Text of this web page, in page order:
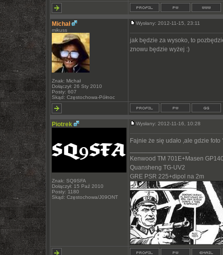
Michał
mikuss
Znak: Michał
Dołączył: 26 Sty 2010
Posty: 607
Skąd: Częstochowa-Północ
Wysłany: 2012-11-15, 23:11
jak będzie za wysoko, to
znowu będzie wyżej :)
Piotrek
Znak: SQ9SFA
Dołączył: 15 Paź 2010
Posty: 1180
Skąd: Częstochowa/J09ONT
Wysłany: 2012-11-16, 10:28
Fajnie że się udało ,ale gdzie foto
Kenwood TM 701E+Masen
Quansheng TG-UV2
GRE PSR 225+dipol na 2m